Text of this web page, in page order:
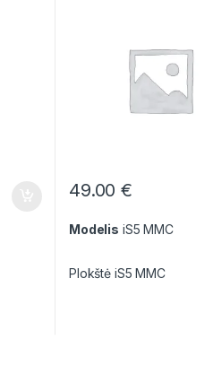
49.00€
Modelis iS5 MMC
Plokštė iS5 MMC